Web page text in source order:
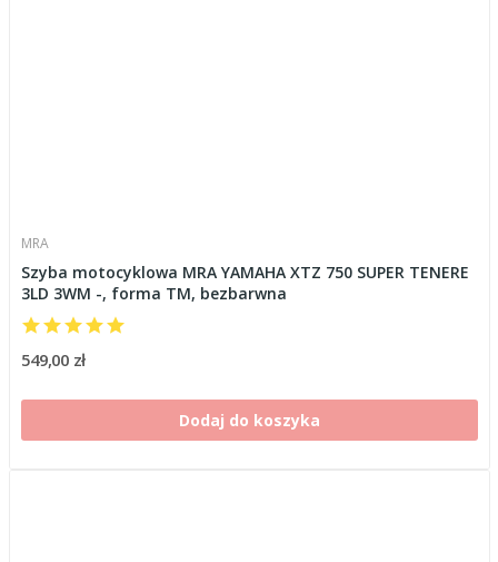
MRA
Szyba motocyklowa MRA YAMAHA XTZ 750 SUPER TENERE
3LD 3WM -, forma TM, bezbarwna
549,00 zł
Dodaj do koszyka